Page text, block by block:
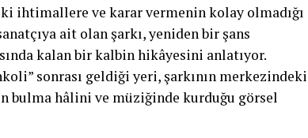
ihtimallere ve karar vermenin kolay olmadığı
ait olan şarkı, yeniden bir şans
kalan bir kalbin hikâyesini anlatıyor.
sonrası geldiği yeri, şarkının merkezindeki
bulma hâlini ve müziğinde kurduğu görsel